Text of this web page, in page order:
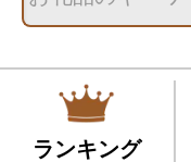
ランキング